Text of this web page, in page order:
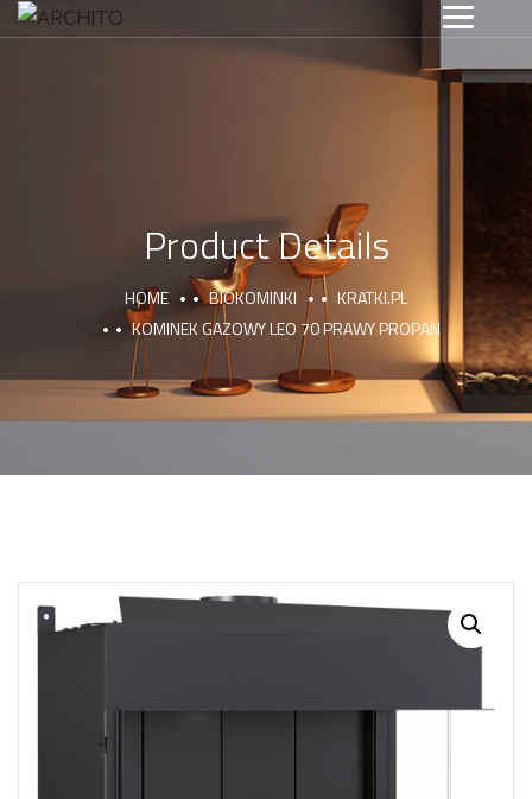
Product Details
HOME BIOKOMINKI
KRATKI.PL
KOMINEK GAZOWY LEO 70 PRAWY PROPAN